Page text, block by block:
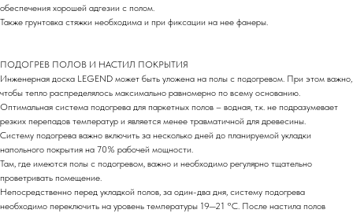
обеспечения хорошей адгезии с полом.
Также грунтовка стяжки необходима и при фиксации на нее фанеры.
ПОДОГРЕВ ПОЛОВ И НАСТИЛ ПОКРЫТИЯ
Инженерная доска LEGEND может быть уложена на полы с подогревом. При этом важно,
чтобы тепло распределялось максимально равномерно по всему основанию.
Оптимальная система подогрева для паркетных полов – водная, т.к. не подразумевает
резких перепадов температур и является менее травматичной для древесины.
Систему подогрева важно включить за несколько дней до планируемой укладки
напольного покрытия на 70% рабочей мощности.
Там, где имеются полы с подогревом, важно и необходимо регулярно тщательно
проветривать помещение.
Непосредственно перед укладкой полов, за один-два дня, систему подогрева
необходимо переключить на уровень температуры 19—21 °С. После настила полов